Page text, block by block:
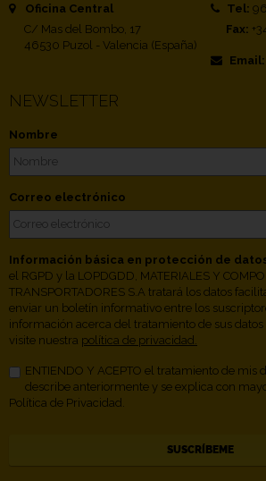
Oficina Central
C/ Mas del Bombo, 17
46530 Puzol - Valencia (España)
Tel:
Fax:
Email:
NEWSLETTER
Nombre
Correo electrónico
Información básica en protección de
el RGPD y la LOPDGDD, MATERIALES Y
TRANSPORTADORES S.A tratará los datos
enviar un boletín informativo entre los
información acerca del tratamiento de sus datos
visite nuestra política de privacidad.
ENTIENDO Y ACEPTO el tratamiento de mis
describe anteriormente y se explica con
Política de Privacidad.